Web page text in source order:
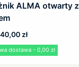
ALMA otwarty z
zł
dostawa - 0,00 zł